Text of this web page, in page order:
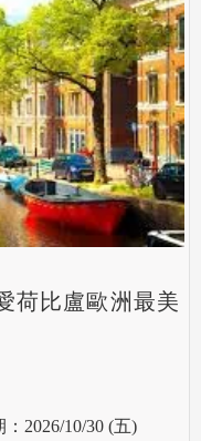
荷比盧歐洲最美
2026/10/30 (五)